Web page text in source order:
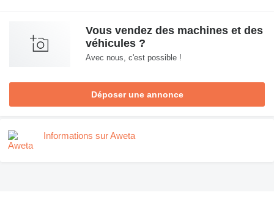
Vous vendez des machines et des
véhicules ?
Avec nous, c'est possible !
Déposer une annonce
Informations sur Aweta